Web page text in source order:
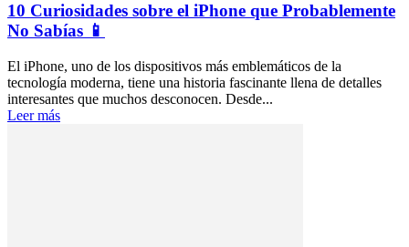
10 Curiosidades sobre el iPhone que Probablemente
No Sabías 📱
El iPhone, uno de los dispositivos más emblemáticos de la
tecnología moderna, tiene una historia fascinante llena de detalles
interesantes que muchos desconocen. Desde...
Leer más